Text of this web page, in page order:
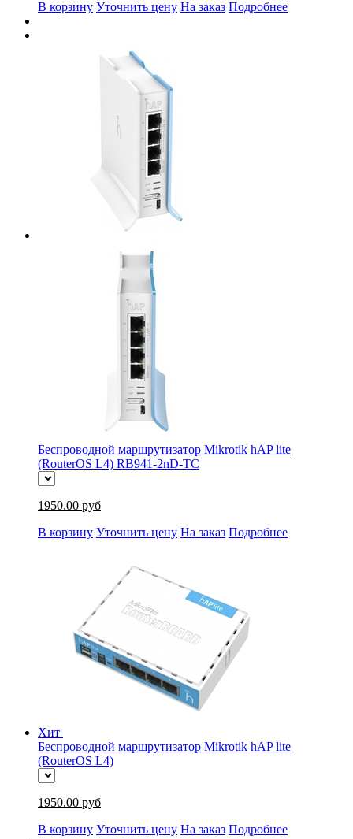
В корзину Уточнить цену На заказ Подробнее
Беспроводной маршрутизатор Mikrotik hAP lite
(RouterOS L4) RB941-2nD-TC
1950.00 руб
В корзину Уточнить цену На заказ Подробнее
Хит
Беспроводной маршрутизатор Mikrotik hAP lite
(RouterOS L4)
1950.00 руб
В корзину Уточнить цену На заказ Подробнее